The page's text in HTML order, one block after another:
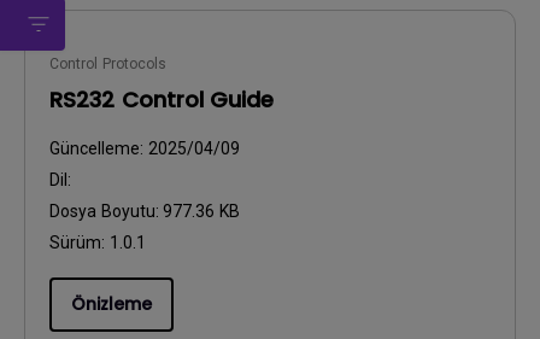
Control Protocols
RS232 Control Guide
Güncelleme: 2025/04/09
Dil:
Dosya Boyutu: 977.36 KB
Sürüm: 1.0.1
Önizleme